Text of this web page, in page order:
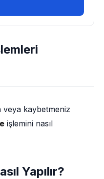
veya kaybetmeniz
işlemini nasıl
Yapılır?